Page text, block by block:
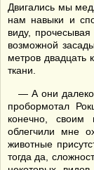
Двигались мы
нам навыки и
виду,
возможной
метров двадцать
ткани.
— А они далеко
пробормотал
конечно,
облегчили мне
животные
тогда да,